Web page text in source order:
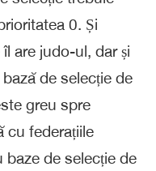
0. Și
are judo-ul, dar și
de selecție de
greu spre
cu federațiile
baze de selecție de